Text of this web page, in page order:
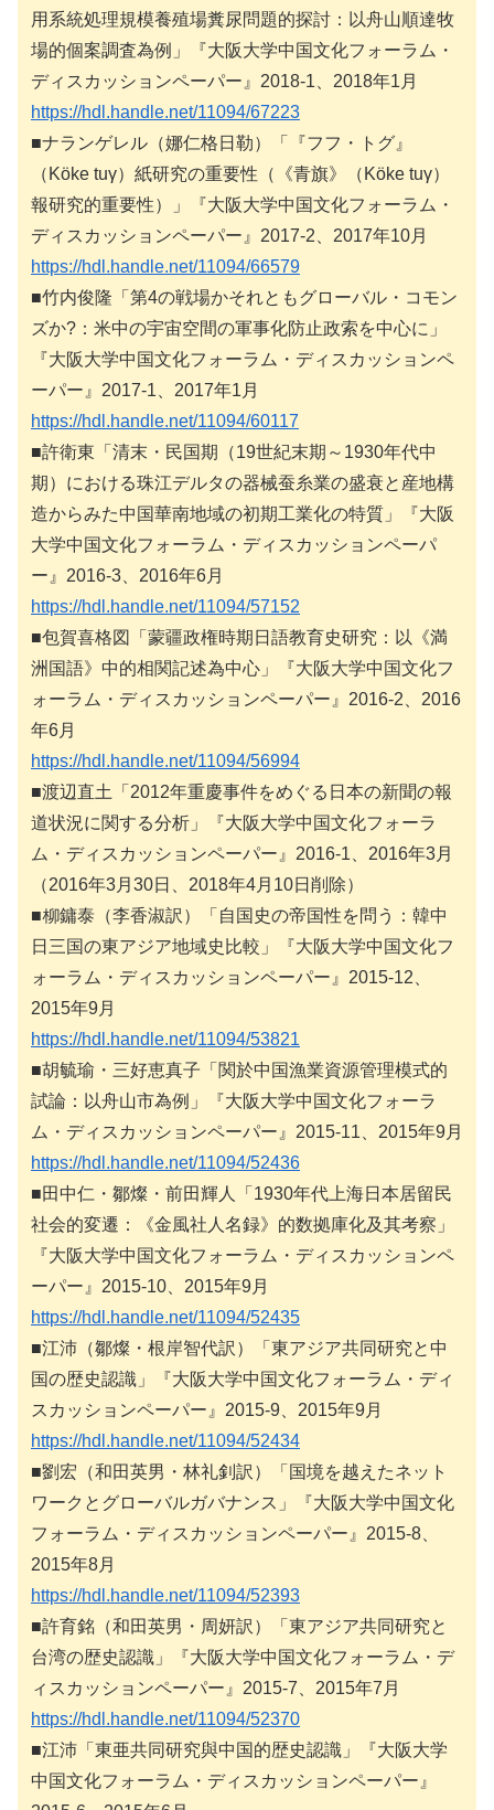
用系統処理規模養殖場糞尿問題的探討：以舟山順達牧
場的個案調査為例」『大阪大学中国文化フォーラム・
ディスカッションペーパー』2018-1、2018年1月
https://hdl.handle.net/11094/67223
■ナランゲレル（娜仁格日勒）「『フフ・トグ』
（Köke tuγ）紙研究の重要性（《青旗》（Köke tuγ）
報研究的重要性）」『大阪大学中国文化フォーラム・
ディスカッションペーパー』2017-2、2017年10月
https://hdl.handle.net/11094/66579
■竹内俊隆「第4の戦場かそれともグローバル・コモン
ズか?：米中の宇宙空間の軍事化防止政索を中心に」
『大阪大学中国文化フォーラム・ディスカッションペ
ーパー』2017-1、2017年1月
https://hdl.handle.net/11094/60117
■許衛東「清末・民国期（19世紀末期～1930年代中
期）における珠江デルタの器械蚕糸業の盛衰と産地構
造からみた中国華南地域の初期工業化の特質」『大阪
大学中国文化フォーラム・ディスカッションペーパ
ー』2016-3、2016年6月
https://hdl.handle.net/11094/57152
■包賀喜格図「蒙疆政権時期日語教育史研究：以《満
洲国語》中的相関記述為中心」『大阪大学中国文化フ
ォーラム・ディスカッションペーパー』2016-2、2016
年6月
https://hdl.handle.net/11094/56994
■渡辺直土「2012年重慶事件をめぐる日本の新聞の報
道状況に関する分析」『大阪大学中国文化フォーラ
ム・ディスカッションペーパー』2016-1、2016年3月
（2016年3月30日、2018年4月10日削除）
■柳鏞泰（李香淑訳）「自国史の帝国性を問う：韓中
日三国の東アジア地域史比較」『大阪大学中国文化フ
ォーラム・ディスカッションペーパー』2015-12、
2015年9月
https://hdl.handle.net/11094/53821
■胡毓瑜・三好恵真子「関於中国漁業資源管理模式的
試論：以舟山市為例」『大阪大学中国文化フォーラ
ム・ディスカッションペーパー』2015-11、2015年9月
https://hdl.handle.net/11094/52436
■田中仁・鄒燦・前田輝人「1930年代上海日本居留民
社会的変遷：《金風社人名録》的数拠庫化及其考察」
『大阪大学中国文化フォーラム・ディスカッションペ
ーパー』2015-10、2015年9月
https://hdl.handle.net/11094/52435
■江沛（鄒燦・根岸智代訳）「東アジア共同研究と中
国の歴史認識」『大阪大学中国文化フォーラム・ディ
スカッションペーパー』2015-9、2015年9月
https://hdl.handle.net/11094/52434
■劉宏（和田英男・林礼釗訳）「国境を越えたネット
ワークとグローバルガバナンス」『大阪大学中国文化
フォーラム・ディスカッションペーパー』2015-8、
2015年8月
https://hdl.handle.net/11094/52393
■許育銘（和田英男・周妍訳）「東アジア共同研究と
台湾の歴史認識」『大阪大学中国文化フォーラム・デ
ィスカッションペーパー』2015-7、2015年7月
https://hdl.handle.net/11094/52370
■江沛「東亜共同研究與中国的歴史認識」『大阪大学
中国文化フォーラム・ディスカッションペーパー』